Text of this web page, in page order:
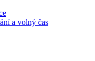
a volný čas